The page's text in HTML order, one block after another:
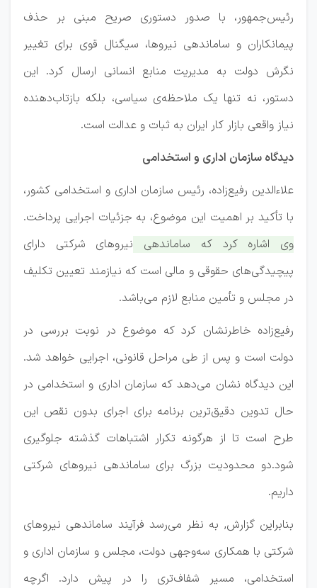
رئیس‌جمهور، با صدور دستوری صریح مبنی بر حذف
پیمانکاران و ساماندهی نیروها، سیگنال قوی برای تغییر
نگرش دولت به مدیریت منابع انسانی ارسال کرد. این
دستور، نه تنها یک ملاحظه‌ی سیاسی، بلکه بازتاب‌دهنده
نیاز واقعی بازار کار ایران به ثبات و عدالت است.
دیدگاه سازمان اداری و استخدامی
علاءالدین رفیع‌زاده، رئیس سازمان اداری و استخدامی کشور،
با تأکید بر اهمیت این موضوع، به جزئیات اجرایی پرداخت.
وی اشاره کرد که ساماندهی نیروهای شرکتی دارای
پیچیدگی‌های حقوقی و مالی است که نیازمند تعیین تکلیف
در مجلس و تأمین منابع لازم می‌باشد.
رفیع‌زاده خاطرنشان کرد که موضوع در نوبت بررسی در
دولت است و پس از طی مراحل قانونی، اجرایی خواهد شد.
این دیدگاه نشان می‌دهد که سازمان اداری و استخدامی در
حال تدوین دقیق‌ترین برنامه برای اجرای بدون نقص این
طرح است تا از هرگونه تکرار اشتباهات گذشته جلوگیری
شود.دو محدودیت بزرگ برای ساماندهی نیروهای شرکتی
داریم.
بنابراین گزارش, به نظر می‌رسد فرآیند ساماندهی نیروهای
شرکتی با همکاری سه‌وجهی دولت، مجلس و سازمان اداری و
استخدامی، مسیر شفاف‌تری را در پیش دارد. اگرچه